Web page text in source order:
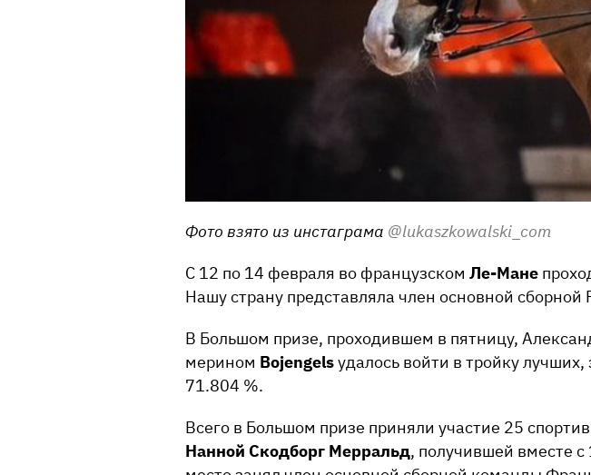
Фото взято из инстаграма @lukaszkowalski_com
C 12 по 14 февраля во французском Ле-Мане
Нашу страну представляла член основной сборной
В Большом призе, проходившем в пятницу,
мерином Bojengelsудалось войти в тройку
71.804 %.
Всего в Большом призе приняли участие 25
Нанной Скодборг Мерральд, получившей вместе